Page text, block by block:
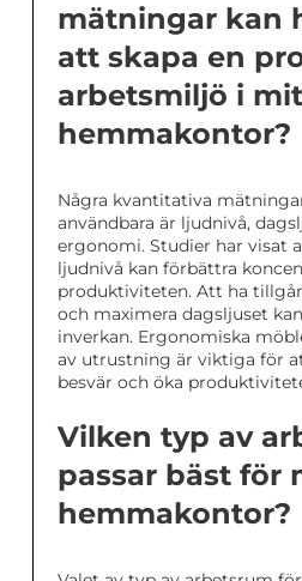
mätningar kan
att skapa en
arbetsmiljö i
hemmakontor?
Några kvantitativa
användbara är ljudnivå,
ergonomi. Studier har visat
ljudnivå kan förbättra
produktiviteten. Att ha
och maximera dagsljuset
inverkan. Ergonomiska
av utrustning är viktiga för
besvär och öka
Vilken typ av
passar bäst för
hemmakontor?